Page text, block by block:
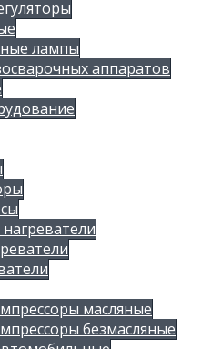
лампы
аппаратов
масляные
безмасляные